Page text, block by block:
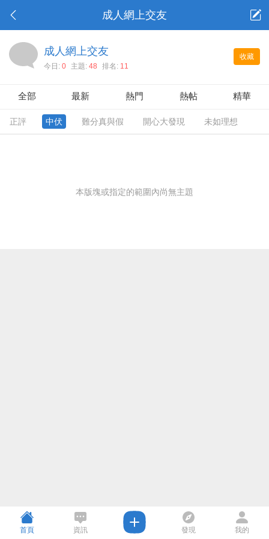
成人網上交友
收藏
成人網上交友
今日: 0 主題: 48 排名: 11
全部 最新 熱門 熱帖 精華
正評 中伏 難分真與假 開心大發現 未如理想
本版塊或指定的範圍內尚無主題
首頁 資訊 發現 我的